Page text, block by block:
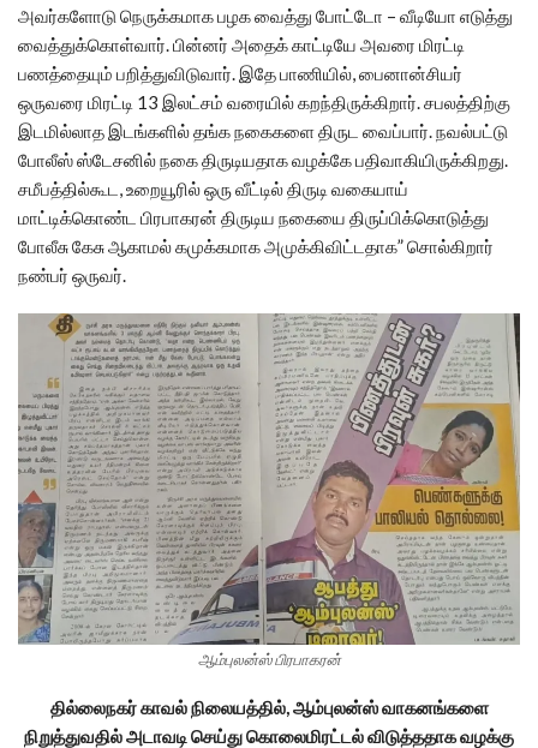
அவர்களோடு நெருக்கமாக பழக வைத்து போட்டோ – வீடியோ எடுத்து
வைத்துக்கொள்வார். பின்னர் அதைக் காட்டியே அவரை மிரட்டி
பணத்தையும் பறித்துவிடுவார். இதே பாணியில், பைனான்சியர்
ஒருவரை மிரட்டி 13 இலட்சம் வரையில் கறந்திருக்கிறார். சபலத்திற்கு
இடமில்லாத இடங்களில் தங்க நகைகளை திருட வைப்பார். நவல்பட்டு
போலீஸ் ஸ்டேசனில் நகை திருடியதாக வழக்கே பதிவாகியிருக்கிறது.
சமீபத்தில்கூட, உறையூரில் ஒரு வீட்டில் திருடி வகையாய்
மாட்டிக்கொண்ட பிரபாகரன் திருடிய நகையை திருப்பிக்கொடுத்து
போலீசு கேசு ஆகாமல் கமுக்கமாக அமுக்கிவிட்டதாக” சொல்கிறார்
நண்பர் ஒருவர்.
ஆம்புலன்ஸ் பிரபாகரன்
தில்லைநகர் காவல் நிலையத்தில், ஆம்புலன்ஸ் வாகனங்களை
நிறுத்துவதில் அடாவடி செய்து கொலைமிரட்டல் விடுத்ததாக வழக்கு